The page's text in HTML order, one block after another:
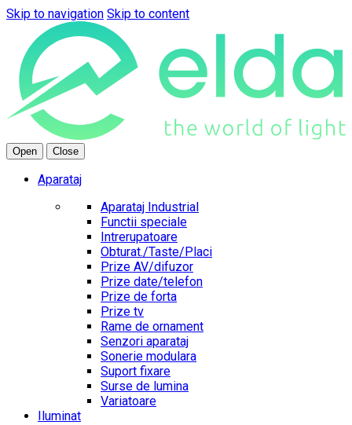
Skip to navigation Skip to content
Open Close
Aparataj
Aparataj Industrial
Functii speciale
Intrerupatoare
Obturat./Taste/Placi
Prize AV/difuzor
Prize date/telefon
Prize de forta
Prize tv
Rame de ornament
Senzori aparataj
Sonerie modulara
Suport fixare
Surse de lumina
Variatoare
Iluminat